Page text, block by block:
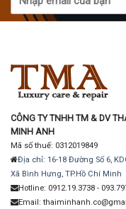
CÔNG TY TNHH TM & DV
MINH ANH
Mã số thuế: 0312019849
Địa chỉ: 16-18 Đường Số 6,
Xã Bình Hưng, TP.Hồ Chí Minh
Hotline: 0912.19.3738 -
Email: